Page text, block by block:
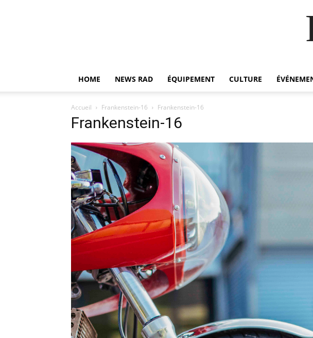
HOME NEWS RAD ÉQUIPEMENT CULTURE
Accueil Frankenstein-16 Frankenstein-16
Frankenstein-16